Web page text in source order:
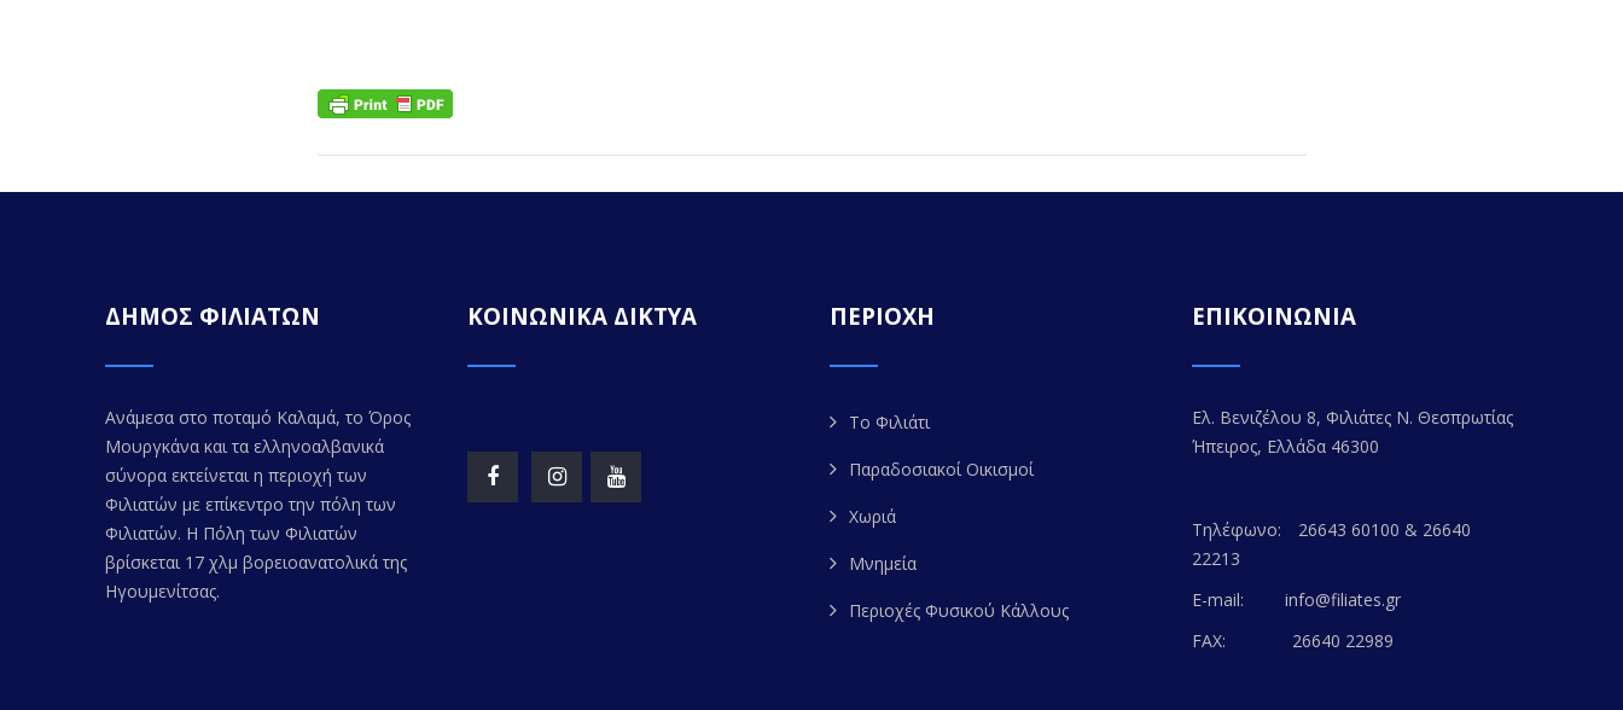
ΔΗΜΟΣ ΦΙΛΙΑΤΩΝ
Ανάμεσα στο ποταμό Καλαμά, το Όρος
Μουργκάνα και τα ελληνοαλβανικά
σύνορα εκτείνεται η περιοχή των
Φιλιατών με επίκεντρο την πόλη των
Φιλιατών. Η Πόλη των Φιλιατών
βρίσκεται 17 χλμ βορειοανατολικά της
Ηγουμενίτσας.
ΚΟΙΝΩΝΙΚΑ ΔΙΚΤΥΑ ΠΕΡΙΟΧΗ
Το Φιλιάτι
Παραδοσιακοί Οικισμοί
Χωριά
Μνημεία
Περιοχές Φυσικού Κάλλους
ΕΠΙΚΟΙΝΩΝΙΑ
Ελ. Βενιζέλου 8, Φιλιάτες Ν. Θεσπρωτίας
Ήπειρος, Ελλάδα 46300
Τηλέφωνο:
26643 60100 & 26640
22213
E-mail:
info@filiates.gr
FAX:
26640 22989